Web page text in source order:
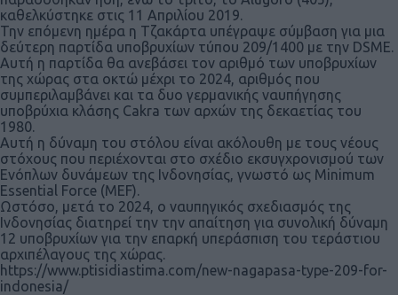
καθελκύστηκε στις 11 Απριλίου 2019.
Την επόμενη ημέρα η Τζακάρτα υπέγραψε σύμβαση για μια
δεύτερη παρτίδα υποβρυχίων τύπου 209/1400 με την DSME.
Αυτή η παρτίδα θα ανεβάσει τον αριθμό των υποβρυχίων
της χώρας στα οκτώ μέχρι το 2024, αριθμός που
συμπεριλαμβάνει και τα δυο γερμανικής ναυπήγησης
υποβρύχια κλάσης Cakra των αρχών της δεκαετίας του
1980.
Αυτή η δύναμη του στόλου είναι ακόλουθη με τους νέους
στόχους που περιέχονται στο σχέδιο εκσυγχρονισμού των
Ενόπλων δυνάμεων της Ινδονησίας, γνωστό ως Minimum
Essential Force (MEF).
Ωστόσο, μετά το 2024, ο ναυπηγικός σχεδιασμός της
Ινδονησίας διατηρεί την την απαίτηση για συνολική δύναμη
12 υποβρυχίων για την επαρκή υπεράσπιση του τεράστιου
αρχιπέλαγους της χώρας.
https://www.ptisidiastima.com/new-nagapasa-type-209-for-
indonesia/